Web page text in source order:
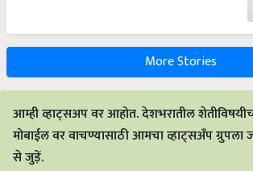
More Stories
आम्ही व्हाट्सअप वर आहोत. देशभरातील
मोबाईल वर वाचण्यासाठी आमचा व्हाट्सअँप ग्रुपला
से जुड़ें.